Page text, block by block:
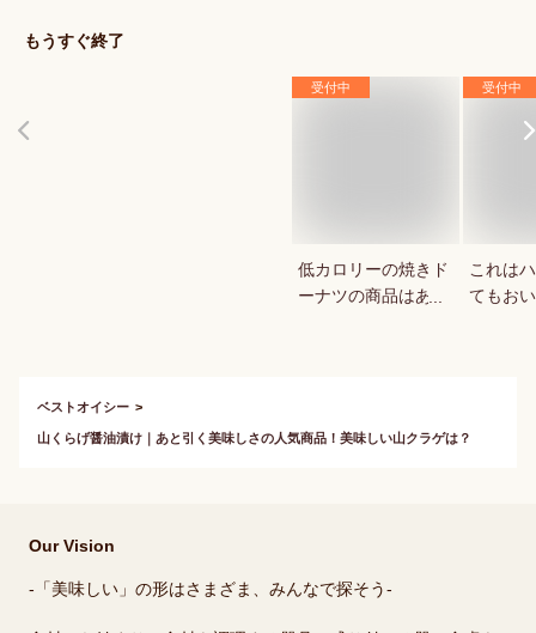
もうすぐ終了
受付中
低カロリーの焼きド
ーナツの商品はあり
受付中
これは
てもお
ベストオイシー
山くらげ醤油漬け｜あと引く美味しさの人気商品！美味しい山クラゲは？
Our Vision
-「美味しい」の形はさまざま、みんなで探そう-